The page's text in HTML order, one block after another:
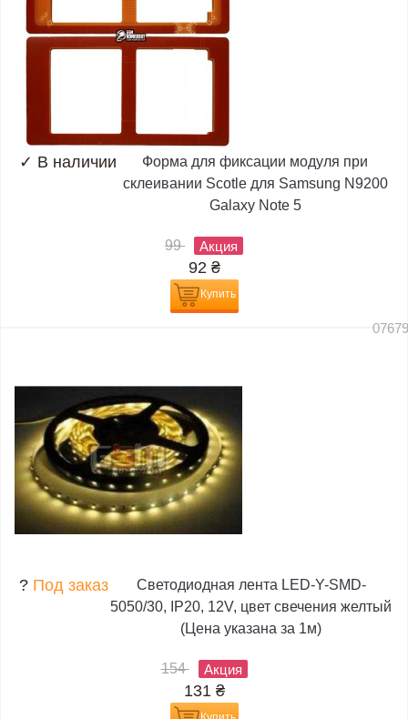
✓ В наличии
Форма для фиксации модуля при
склеивании Scotle для Samsung N9200
Galaxy Note 5
99 Акция
92 ₴
Купить
? Под заказ
Светодиодная лента LED-Y-SMD-
5050/30, IP20, 12V, цвет свечения желтый
(Цена указана за 1м)
154 Акция
131 ₴